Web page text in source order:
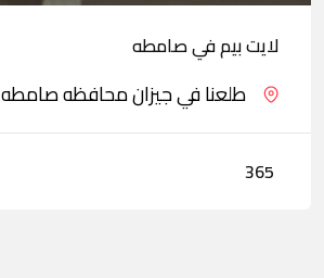
لايت بيم في صامطه
طلعنا في جيزان محافظه صامطه
365